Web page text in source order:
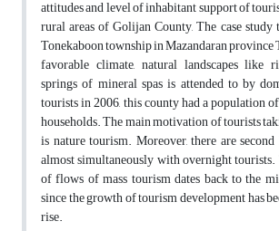
attitudes and level of inhabitant support of
rural areas of Golijan County, The case
Tonekaboon township in Mazandaran
favorable climate, natural landscapes like
springs of mineral spas is attended to by
tourists in 2006, this county had a population
households. The main motivation of tourists
is nature tourism. Moreover, there are second
almost simultaneously with overnight
of flows of mass tourism dates back to the
since the growth of tourism development has
rise.